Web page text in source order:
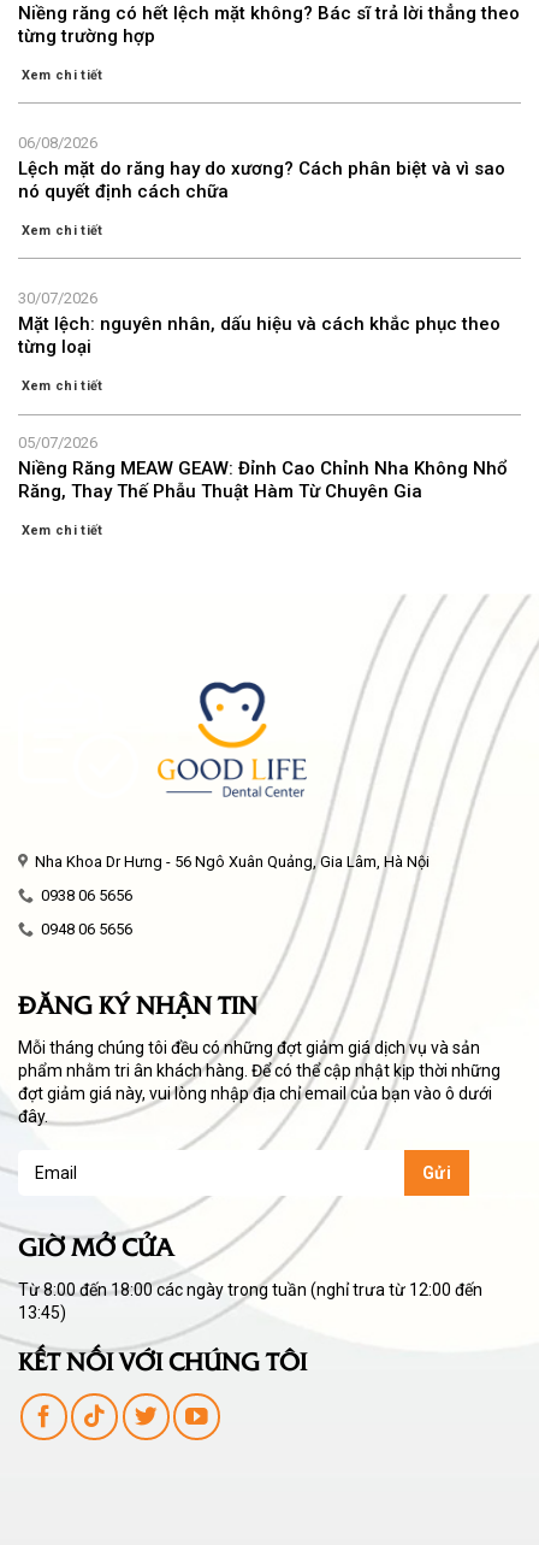
Niềng răng có hết lệch mặt không? Bác sĩ trả lời thẳng theo
từng trường hợp
Xem chi tiết
Lệch mặt do răng hay do xương? Cách phân biệt và vì sao
nó quyết định cách chữa
06/08/2026
Xem chi tiết
Mặt lệch: nguyên nhân, dấu hiệu và cách khắc phục theo
từng loại
30/07/2026
Xem chi tiết
Niềng Răng MEAW GEAW: Đỉnh Cao Chỉnh Nha Không Nhổ
Răng, Thay Thế Phẫu Thuật Hàm Từ Chuyên Gia
05/07/2026
Xem chi tiết
Nha Khoa Dr Hưng - 56 Ngô Xuân Quảng, Gia Lâm, Hà Nội
0938 06 5656
0948 06 5656
ĐĂNG KÝ NHẬN TIN
Mỗi tháng chúng tôi đều có những đợt giảm giá dịch vụ và sản
phẩm nhằm tri ân khách hàng. Để có thể cập nhật kịp thời những
đợt giảm giá này, vui lòng nhập địa chỉ email của bạn vào ô dưới
đây.
GIỜ MỞ CỬA
Từ 8:00 đến 18:00 các ngày trong tuần (nghỉ trưa từ 12:00 đến
13:45)
KẾT NỐI VỚI CHÚNG TÔI